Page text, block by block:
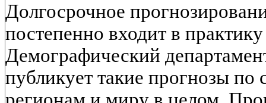
Долгосрочное
постепенно входит в
Демографический
публикует такие прогнозы